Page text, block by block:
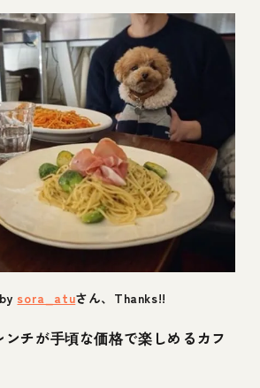
sora_atuさん、Thanks!!
ンチが手頃な価格で楽しめるカフ